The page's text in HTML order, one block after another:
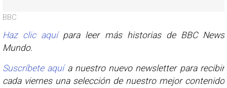
BBC
Haz clic aquípara leer más historias de BBC News
Mundo.
Suscríbete aquía nuestro nuevo newsletter para recibir
cada viernes una selección de nuestro mejor contenido